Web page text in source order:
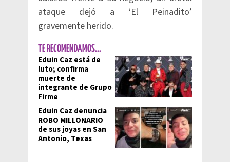
ataque dejó a ‘El Peinadito’
gravemente herido.
TE RECOMENDAMOS...
Eduin Caz está de
luto; confirma
muerte de
integrante de Grupo
Firme
Eduin Caz denuncia
ROBO MILLONARIO
de sus joyas en San
Antonio, Texas